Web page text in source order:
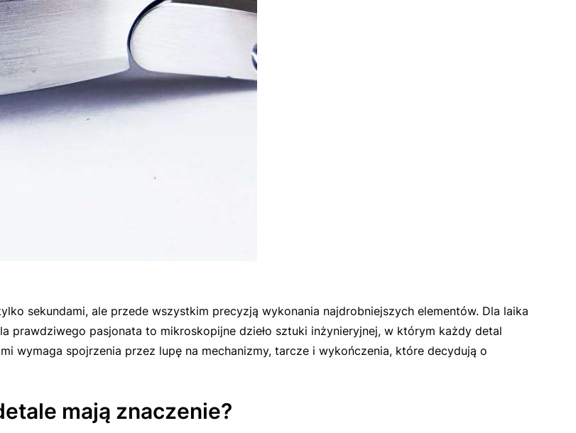
sekundami, ale przede wszystkim precyzją wykonania najdrobniejszych elementów. Dla laika
prawdziwego pasjonata to mikroskopijne dzieło sztuki inżynieryjnej, w którym każdy detal
wymaga spojrzenia przez lupę na mechanizmy, tarcze i wykończenia, które decydują o
mają znaczenie?